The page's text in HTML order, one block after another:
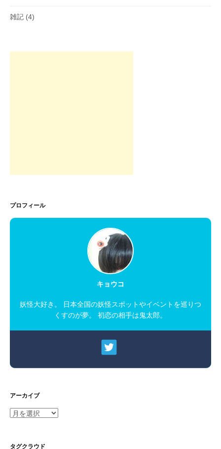
雑記 (4)
プロフィール
キョウコ
妖怪大好き。 日本全国の妖怪スポットやイベントを巡りつ
くすのが夢。 初恋の相手は鬼太郎。
アーカイブ
ア
イ
タグクラウド